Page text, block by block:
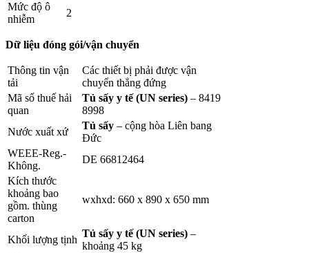
Mức độ ô
nhiễm
2
Dữ liệu đóng gói/vận chuyển
Thông tin vận
tải
Các thiết bị phải được vận
chuyển thẳng đứng
Mã số thuế hải
quan
Tủ sấy y tế (UN series) – 8419
8998
Nước xuất xứ
Tủ sấy – cộng hòa Liên bang
Đức
WEEE-Reg.-
Không.
DE 66812464
Kích thước
khoảng bao
gồm. thùng
carton
wxhxd: 660 x 890 x 650 mm
Khối lượng tịnh
Tủ sấy y tế (UN series) –
khoảng 45 kg